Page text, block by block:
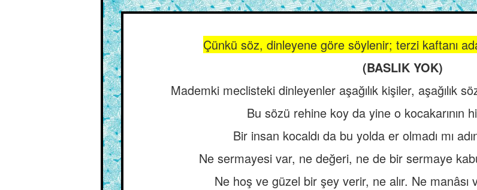
Çünkü söz, dinleyene göre söylenir; terzi kaftanı
(BASLIK YOK)
Mademki meclisteki dinleyenler aşağılık kişiler, aşağılık
Bu sözü rehine koy da yine o kocakarının
Bir insan kocaldı da bu yolda er olmadı mı
Ne sermayesi var, ne değeri, ne de bir sermaye
Ne hoş ve güzel bir şey verir, ne alır. Ne manâsı